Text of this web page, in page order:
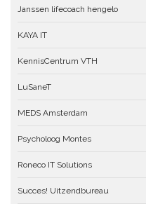
Janssen lifecoach hengelo
KAYA IT
KennisCentrum VTH
LuSaneT
MEDS Amsterdam
Psycholoog Montes
Roneco IT Solutions
Succes! Uitzendbureau